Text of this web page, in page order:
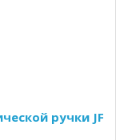
ручки JF